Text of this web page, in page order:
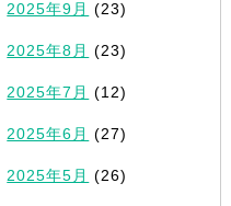
2025年9月 (23)
2025年8月 (23)
2025年7月 (12)
2025年6月 (27)
2025年5月 (26)